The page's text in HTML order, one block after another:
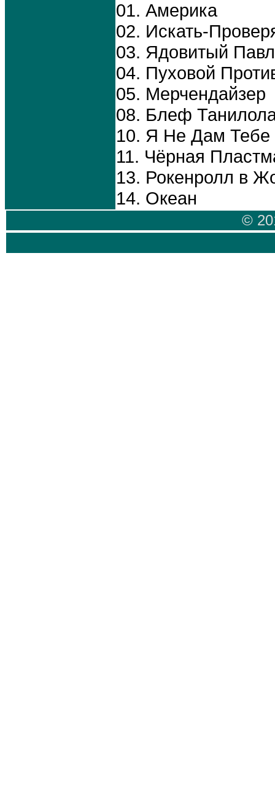
01. Америка
02. Искать-
03. Ядовитый
04. Пуховой
05. Мерчендайзер
08. Блеф
10. Я Не Дам Тебе
11. Чёрная
13. Рокенролл в
14. Океан
©